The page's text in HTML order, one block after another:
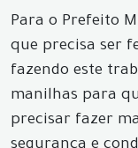
Para o Prefeito
que precisa ser
fazendo este
manilhas para
precisar fazer